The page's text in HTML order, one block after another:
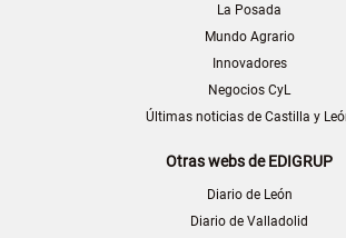
La Posada
Mundo Agrario
Innovadores
Negocios CyL
Últimas noticias de Castilla y
Otras webs de EDIGRUP
Diario de León
Diario de Valladolid